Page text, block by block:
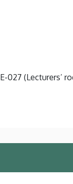
027 (Lecturers’